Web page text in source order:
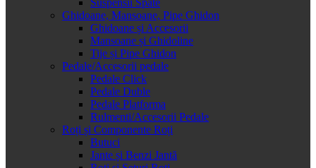
Ghidoane, Mansoane, Pipe Ghidon
Ghidoane și Accesorii
Mansoane și Ghidoline
Tije și Pipe Ghidon
Pedale/Accesorii pedale
Pedale Click
Pedale Duble
Pedale Platforma
Rulmenti/Accesorii Pedale
Roți și Componente Roți
Butuci
Jante și Benzi Jantă